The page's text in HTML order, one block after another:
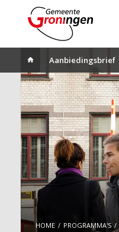
Aanbiedingsbrief
HOME PROGRAMMA'S